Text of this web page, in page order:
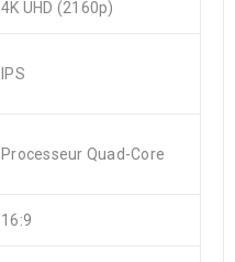
4K UHD (2160p)
IPS
Processeur Quad-Core
16:9